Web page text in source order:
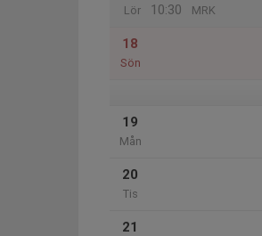
Lör
10:30
MRK
18
Sön
19
Mån
20
Tis
21